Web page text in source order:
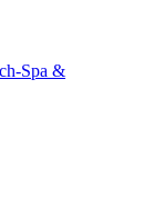
Spa &